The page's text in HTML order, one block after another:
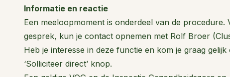
Informatie en reactie
Een meeloopmoment is onderdeel van de
gesprek, kun je contact opnemen met Rolf Broer
Heb je interesse in deze functie en kom je graag
‘Solliciteer direct’ knop.